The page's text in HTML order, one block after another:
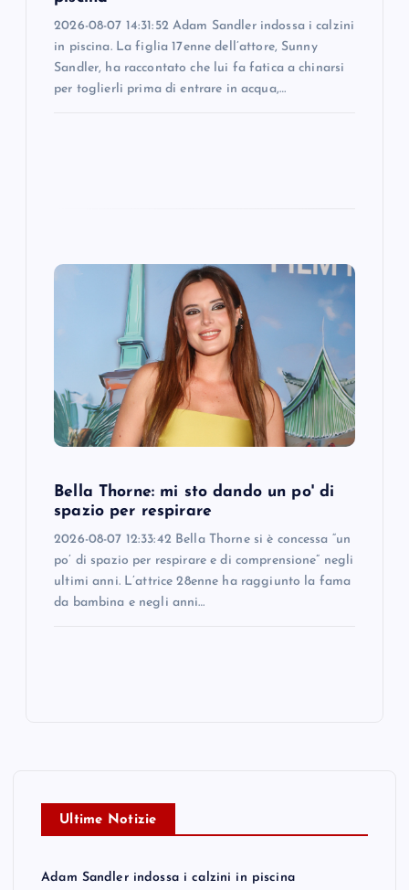
2026-08-07 14:31:52 Adam Sandler indossa i calzini
in piscina. La figlia 17enne dell’attore, Sunny
Sandler, ha raccontato che lui fa fatica a chinarsi
per toglierli prima di entrare in acqua,…
Bella Thorne: mi sto dando un po' di
spazio per respirare
2026-08-07 12:33:42 Bella Thorne si è concessa “un
po’ di spazio per respirare e di comprensione” negli
ultimi anni. L’attrice 28enne ha raggiunto la fama
da bambina e negli anni…
Ultime Notizie
Adam Sandler indossa i calzini in piscina